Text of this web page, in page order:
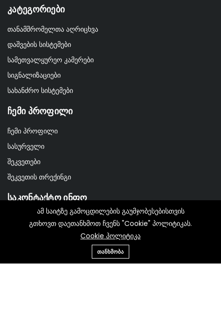
Კატეგორიები
თანამშრომელთა აღრიცხვა
დაშვების სისტემები
სამეთვალყურეო კამერები
სიგნალიზაციები
სახანძრო სისტემები
Ჩემი Პროფილი
ჩემი პროფილი
სასურველი
შეკვეთები
შეკვეთის თრექინგი
Საკონტაქტო Ინფო
12 წერეთლის გამზირი, თბილისი
gntsystem@hotmail.com
ამ საიტზე გამოცდილების გაუმჯობესებისთვის
გთხოვთ დაეთანხმოთ ჩვენს "Cookie" პოლიტიკას.
Cookie პოლიტიკა
ᲗᲐᲜᲮᲛᲝᲑᲐ